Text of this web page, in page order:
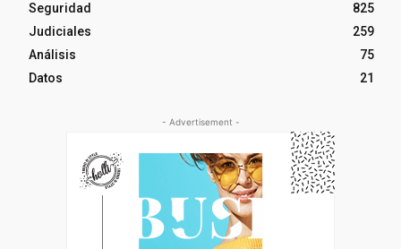
Seguridad
825
Judiciales
259
Análisis
75
Datos
21
- Advertisement -